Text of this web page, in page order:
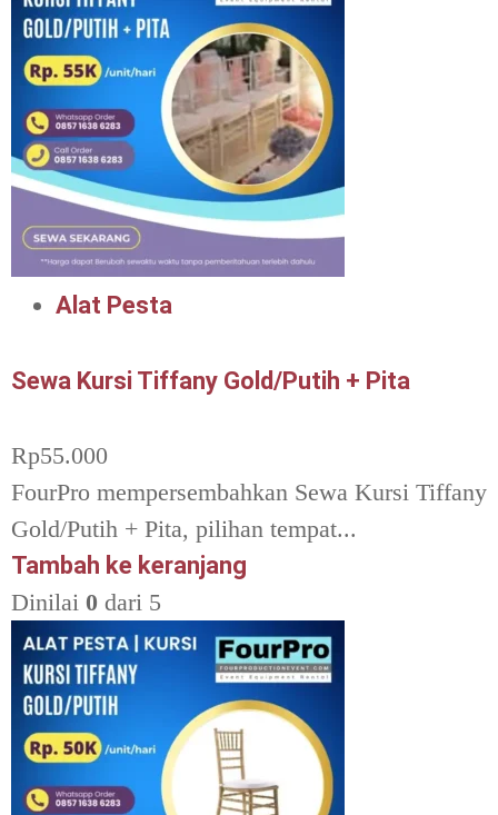
Alat Pesta
Sewa Kursi Tiffany Gold/Putih + Pita
Rp55.000
FourPro mempersembahkan Sewa Kursi Tiffany
Gold/Putih + Pita, pilihan tempat...
Tambah ke keranjang
Dinilai 0 dari 5